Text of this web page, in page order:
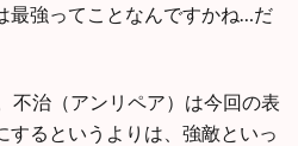
最強ってことなんですかね…だ
不治（アンリペア）は今回の表
するというよりは、強敵といっ